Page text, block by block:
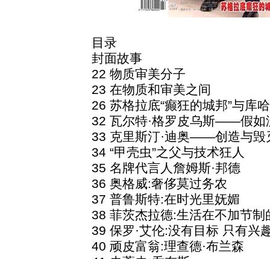
目录
封面故事
22 物质审美分子
23 在物质和审美之间
26 苏格拉底“癫狂的城邦”与库哈
32 瓦尔特·格罗皮乌斯——假如
33 克里斯汀·迪奥——创造与毁
34 “甲壳虫”之父与技术狂人
35 名牌代言人詹姆斯·邦德
36 奥格威:奢侈莫过务农
37 普鲁斯特:在时光里妩媚
38 菲茨杰拉德:生活在不加节制
39 保罗·艾伦:没有目标 只有兴
40 顽皮富翁:理查德·布兰森